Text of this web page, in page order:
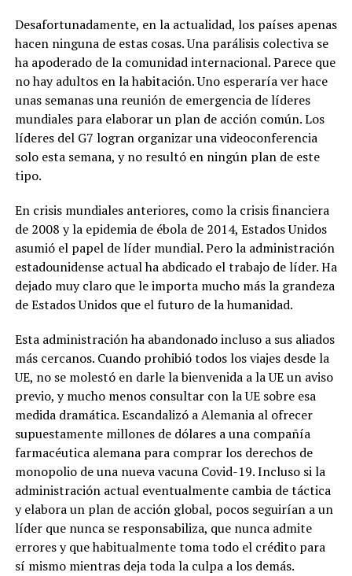
Desafortunadamente, en la actualidad, los países apenas
hacen ninguna de estas cosas. Una parálisis colectiva se
ha apoderado de la comunidad internacional. Parece que
no hay adultos en la habitación. Uno esperaría ver hace
unas semanas una reunión de emergencia de líderes
mundiales para elaborar un plan de acción común. Los
líderes del G7 logran organizar una videoconferencia
solo esta semana, y no resultó en ningún plan de este
tipo.
En crisis mundiales anteriores, como la crisis financiera
de 2008 y la epidemia de ébola de 2014, Estados Unidos
asumió el papel de líder mundial. Pero la administración
estadounidense actual ha abdicado el trabajo de líder. Ha
dejado muy claro que le importa mucho más la grandeza
de Estados Unidos que el futuro de la humanidad.
Esta administración ha abandonado incluso a sus aliados
más cercanos. Cuando prohibió todos los viajes desde la
UE, no se molestó en darle la bienvenida a la UE un aviso
previo, y mucho menos consultar con la UE sobre esa
medida dramática. Escandalizó a Alemania al ofrecer
supuestamente millones de dólares a una compañía
farmacéutica alemana para comprar los derechos de
monopolio de una nueva vacuna Covid-19. Incluso si la
administración actual eventualmente cambia de táctica
y elabora un plan de acción global, pocos seguirían a un
líder que nunca se responsabiliza, que nunca admite
errores y que habitualmente toma todo el crédito para
sí mismo mientras deja toda la culpa a los demás.